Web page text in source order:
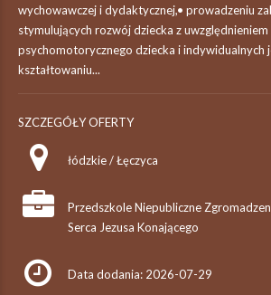
wychowawczej i dydaktycznej,• prowadzeniu
stymulujących rozwój dziecka z
psychomotorycznego dziecka i indywidualnych
kształtowaniu...
SZCZEGÓŁY OFERTY
łódzkie / Łęczyca
Przedszkole Niepubliczne
Serca Jezusa Konającego
Data dodania: 2026-07-29